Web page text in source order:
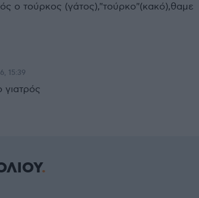
ο τούρκος (γάτος),"τούρκο"(κακό),θαμε
15:39
γιατρός